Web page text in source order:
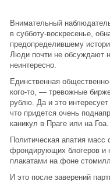
Внимательный
в субботу-воскресенье,
предопределившему
Люди почти не обсуждают
неинтересно.
Единственная
кого-то, — тревожные
рублю. Да и это
что придется очень
каникул в Праге или на Гоа.
Политическая апатия
фрондирующих блогеров и
плакатами на фоне
И это после заверений